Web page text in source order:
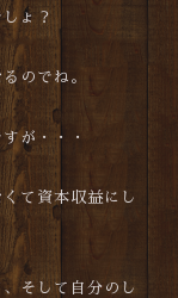
ょ？
のでね。
が・・・
て資本収益にし
そして自分のし